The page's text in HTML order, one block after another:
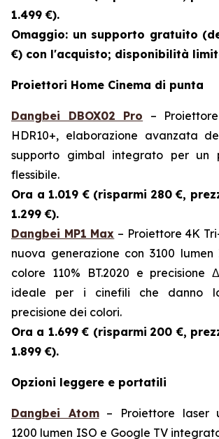
1.499 €).
Omaggio: un supporto gratuito
€) con l'acquisto; disponibilità
Proiettori Home Cinema di punta
Dangbei DBOX02 Pro –
HDR10+, elaborazione avanzata
supporto gimbal integrato per un
flessibile.
Ora a 1.019 € (risparmi 280 €,
1.299 €).
Dangbei MP1 Max – Proiettore 4K
nuova generazione con 3100
colore 110% BT.2020 e precisione
ideale per i cinefili che danno
precisione dei colori.
Ora a 1.699 € (risparmi 200 €,
1.899 €).
Opzioni leggere e portatili
Dangbei Atom– Proiettore laser
1200 lumen ISO e Google TV